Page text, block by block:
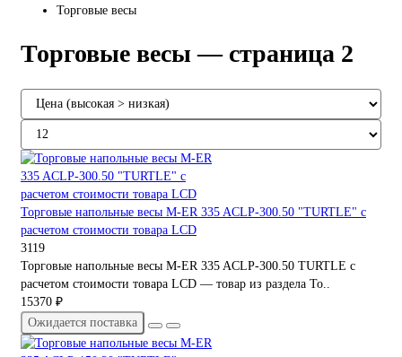
Торговые весы
Торговые весы — страница 2
Торговые напольные весы M-ER 335 ACLP-300.50 "TURTLE" с
расчетом стоимости товара LCD
3119
Торговые напольные весы M-ER 335 ACLP-300.50 TURTLE с
расчетом стоимости товара LCD — товар из раздела То..
15370 ₽
Ожидается поставка